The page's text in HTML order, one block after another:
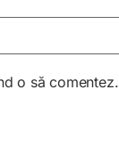
o să comentez.